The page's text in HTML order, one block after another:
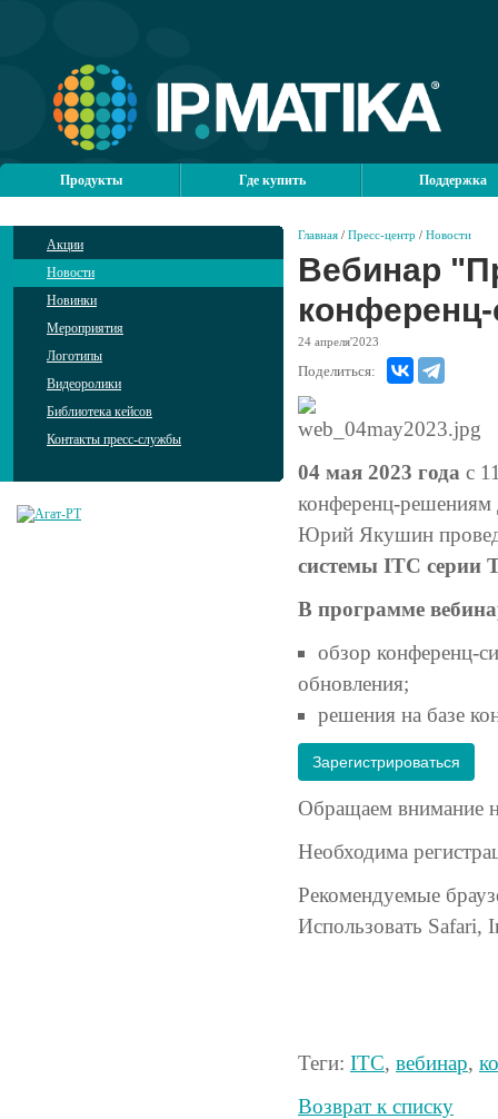
Продукты Где купить Поддержка
Акции
Новости
Новинки
Мероприятия
Логотипы
Видеоролики
Библиотека кейсов
Контакты пресс-службы
Главная / Пресс-центр / Новости
Вебинар
24 апреля'2023
Поделиться:
04 мая 2023 года с
конференц-
Юрий Якушин
системы ITC серии
В программе
обзор конференц-
обновления;
решения на базе
Зарегистрироваться
Обращаем внимание
Необходима
Рекомендуемые
Использовать Safari,
Теги: ITC, вебинар,
Возврат к списку